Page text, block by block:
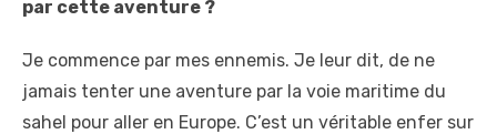
par cette aventure ?
Je commence par mes ennemis. Je leur dit, de ne
jamais tenter une aventure par la voie maritime du
sahel pour aller en Europe. C’est un véritable enfer sur